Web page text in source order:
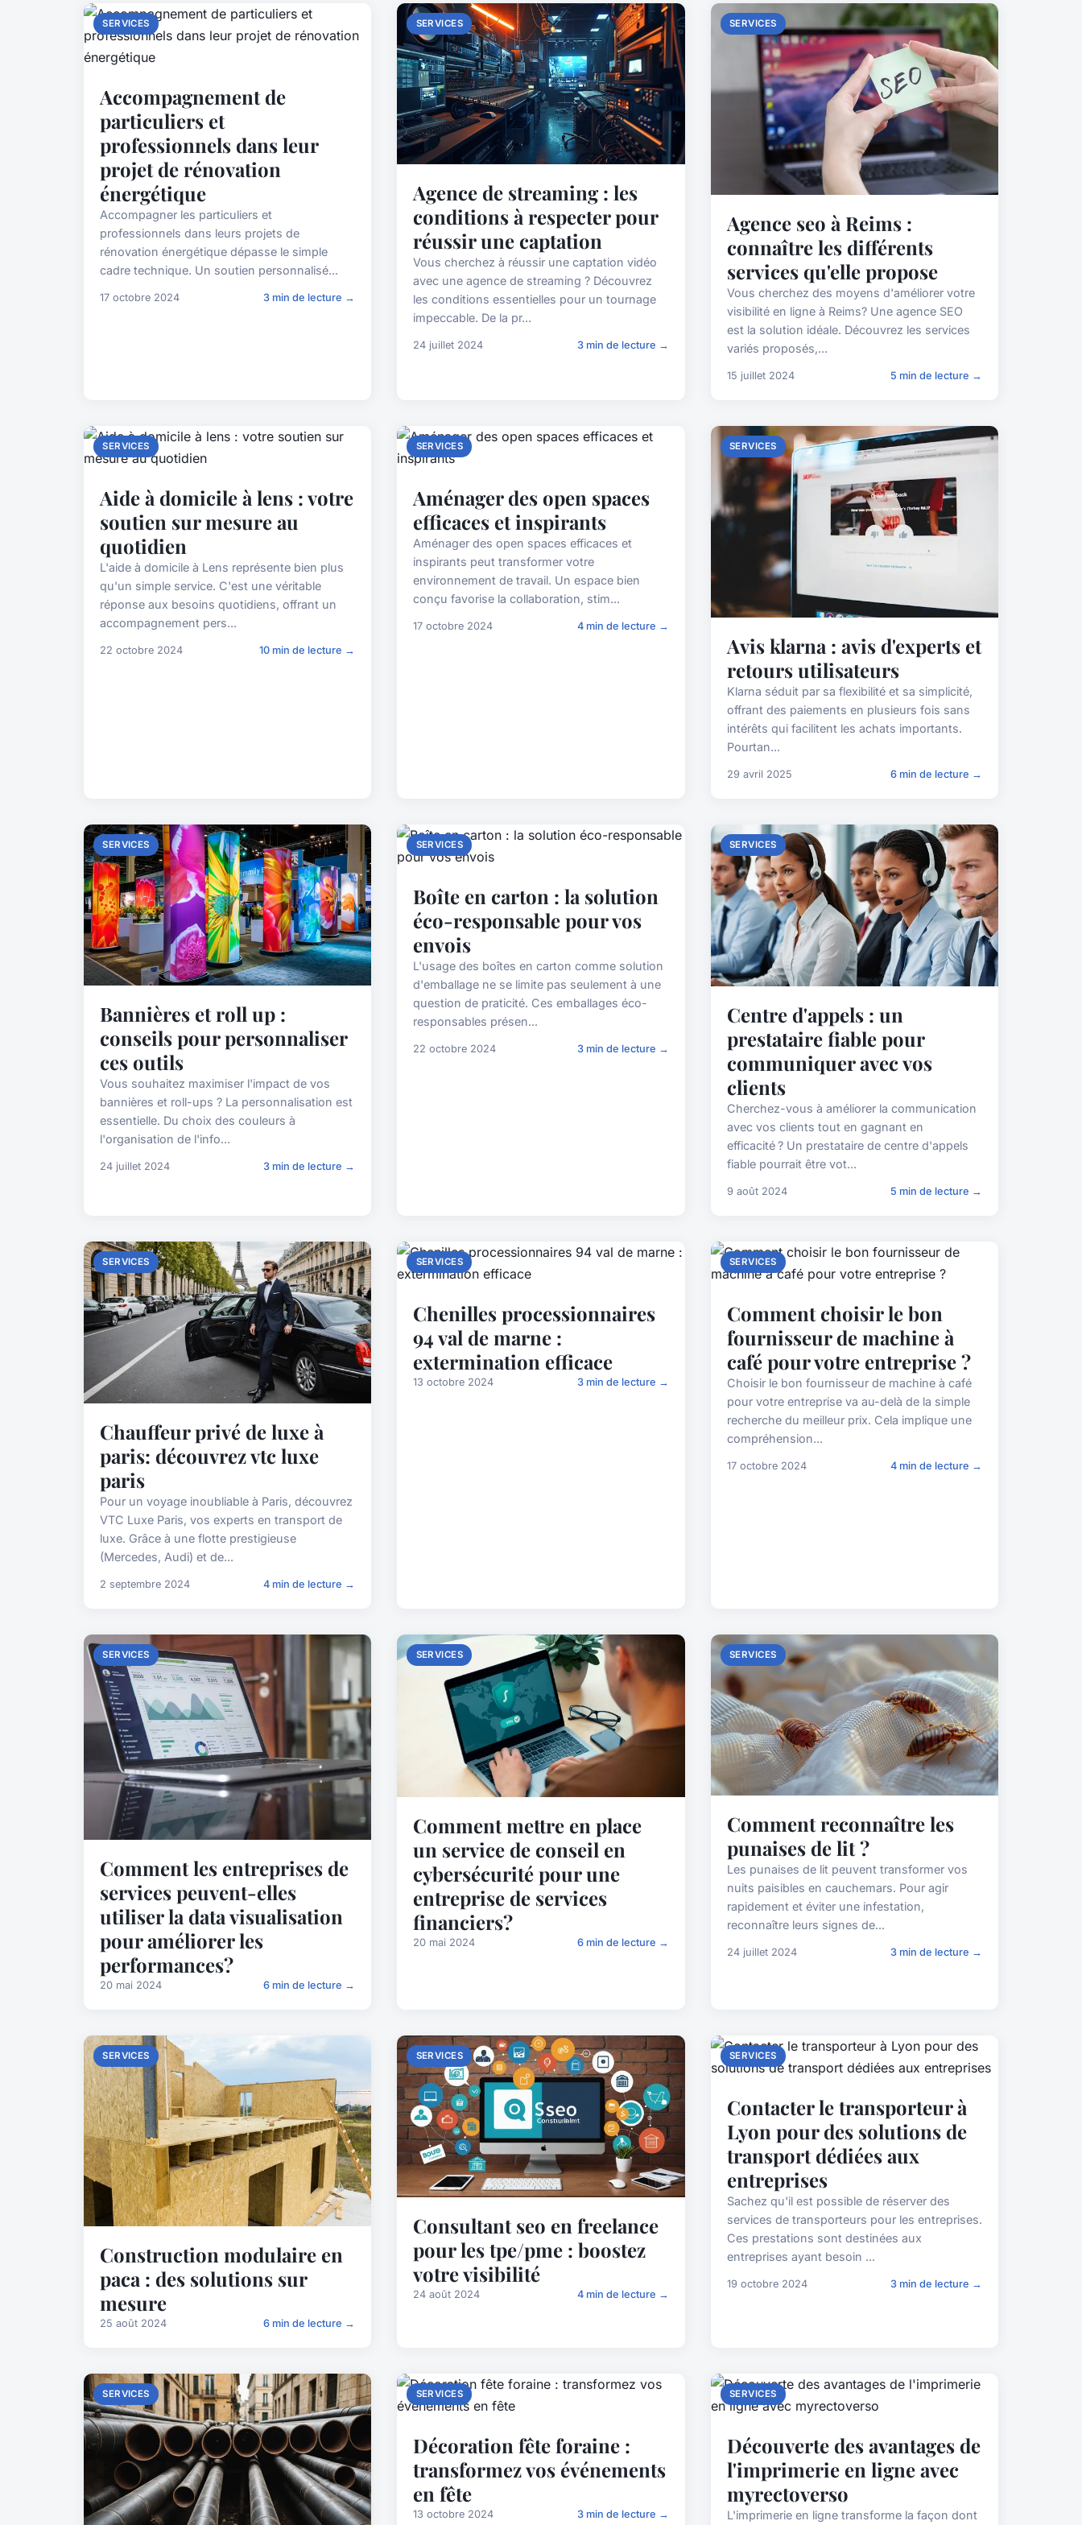
SERVICES
Accompagnement de
particuliers et
professionnels dans leur
projet de rénovation
énergétique
Accompagner les particuliers et
professionnels dans leurs projets de
rénovation énergétique dépasse le simple
cadre technique. Un soutien personnalisé...
17 octobre 2024 3 min de lecture →
SERVICES
Agence de streaming : les
conditions à respecter pour
réussir une captation
Vous cherchez à réussir une captation vidéo
avec une agence de streaming ? Découvrez
les conditions essentielles pour un tournage
impeccable. De la pr...
24 juillet 2024 3 min de lecture →
SERVICES
Agence seo à Reims :
connaître les différents
services qu'elle propose
Vous cherchez des moyens d'améliorer votre
visibilité en ligne à Reims? Une agence SEO
est la solution idéale. Découvrez les services
variés proposés,...
15 juillet 2024 5 min de lecture →
SERVICES
Aide à domicile à lens : votre
soutien sur mesure au
quotidien
L'aide à domicile à Lens représente bien plus
qu'un simple service. C'est une véritable
réponse aux besoins quotidiens, offrant un
accompagnement pers...
22 octobre 2024 10 min de lecture →
SERVICES
Aménager des open spaces
efficaces et inspirants
Aménager des open spaces efficaces et
inspirants peut transformer votre
environnement de travail. Un espace bien
conçu favorise la collaboration, stim...
17 octobre 2024 4 min de lecture →
SERVICES
Avis klarna : avis d'experts et
retours utilisateurs
Klarna séduit par sa flexibilité et sa simplicité,
offrant des paiements en plusieurs fois sans
intérêts qui facilitent les achats importants.
Pourtan...
29 avril 2025 6 min de lecture →
SERVICES
Bannières et roll up :
conseils pour personnaliser
ces outils
Vous souhaitez maximiser l'impact de vos
bannières et roll-ups ? La personnalisation est
essentielle. Du choix des couleurs à
l'organisation de l'info...
24 juillet 2024 3 min de lecture →
SERVICES
Boîte en carton : la solution
éco-responsable pour vos
envois
L'usage des boîtes en carton comme solution
d'emballage ne se limite pas seulement à une
question de praticité. Ces emballages éco-
responsables présen...
22 octobre 2024 3 min de lecture →
SERVICES
Centre d'appels : un
prestataire fiable pour
communiquer avec vos
clients
Cherchez-vous à améliorer la communication
avec vos clients tout en gagnant en
efficacité ? Un prestataire de centre d'appels
fiable pourrait être vot...
9 août 2024 5 min de lecture →
SERVICES
Chauffeur privé de luxe à
paris: découvrez vtc luxe
paris
Pour un voyage inoubliable à Paris, découvrez
VTC Luxe Paris, vos experts en transport de
luxe. Grâce à une flotte prestigieuse
(Mercedes, Audi) et de...
2 septembre 2024 4 min de lecture →
SERVICES
Chenilles processionnaires
94 val de marne :
extermination efficace
13 octobre 2024 3 min de lecture →
SERVICES
Comment choisir le bon
fournisseur de machine à
café pour votre entreprise ?
Choisir le bon fournisseur de machine à café
pour votre entreprise va au-delà de la simple
recherche du meilleur prix. Cela implique une
compréhension...
17 octobre 2024 4 min de lecture →
SERVICES
Comment les entreprises de
services peuvent-elles
utiliser la data visualisation
pour améliorer les
performances?
20 mai 2024 6 min de lecture →
SERVICES
Comment mettre en place
un service de conseil en
cybersécurité pour une
entreprise de services
financiers?
20 mai 2024 6 min de lecture →
SERVICES
Comment reconnaître les
punaises de lit ?
Les punaises de lit peuvent transformer vos
nuits paisibles en cauchemars. Pour agir
rapidement et éviter une infestation,
reconnaître leurs signes de...
24 juillet 2024 3 min de lecture →
SERVICES
Construction modulaire en
paca : des solutions sur
mesure
25 août 2024 6 min de lecture →
SERVICES
Consultant seo en freelance
pour les tpe/pme : boostez
votre visibilité
24 août 2024 4 min de lecture →
SERVICES
Contacter le transporteur à
Lyon pour des solutions de
transport dédiées aux
entreprises
Sachez qu'il est possible de réserver des
services de transporteurs pour les entreprises.
Ces prestations sont destinées aux
entreprises ayant besoin ...
19 octobre 2024 3 min de lecture →
SERVICES SERVICES
Décoration fête foraine :
transformez vos événements
en fête
13 octobre 2024 3 min de lecture →
SERVICES
Découverte des avantages de
l'imprimerie en ligne avec
myrectoverso
L'imprimerie en ligne transforme la façon dont